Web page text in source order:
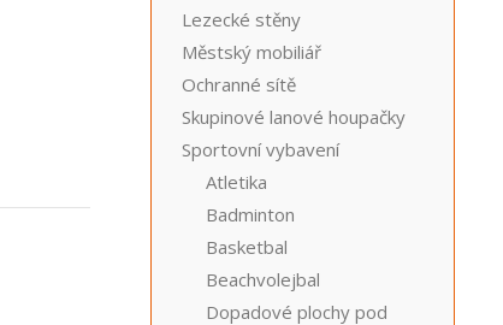
Lezecké stěny
Městský mobiliář
Ochranné sítě
Skupinové lanové houpačky
Sportovní vybavení
Atletika
Badminton
Basketbal
Beachvolejbal
Dopadové plochy pod